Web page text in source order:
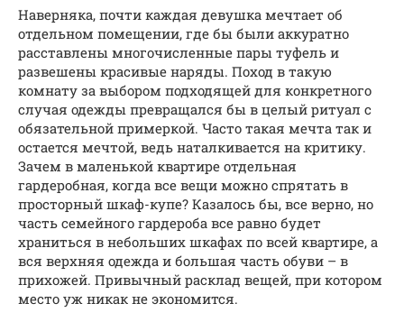
Наверняка, почти каждая девушка мечтает об
отдельном помещении, где бы были аккуратно
расставлены многочисленные пары туфель и
развешены красивые наряды. Поход в такую
комнату за выбором подходящей для конкретного
случая одежды превращался бы в целый ритуал с
обязательной примеркой. Часто такая мечта так и
остается мечтой, ведь наталкивается на критику.
Зачем в маленькой квартире отдельная
гардеробная, когда все вещи можно спрятать в
просторный шкаф-купе? Казалось бы, все верно, но
часть семейного гардероба все равно будет
храниться в небольших шкафах по всей квартире, а
вся верхняя одежда и большая часть обуви – в
прихожей. Привычный расклад вещей, при котором
место уж никак не экономится.